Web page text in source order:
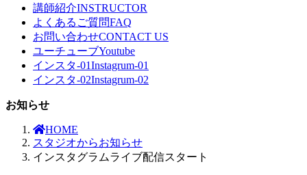
講師紹介INSTRUCTOR
よくあるご質問FAQ
お問い合わせCONTACT US
ユーチューブYoutube
インスタ-01Instagrum-01
インスタ-02Instagrum-02
お知らせ
HOME
スタジオからお知らせ
インスタグラムライブ配信スタート